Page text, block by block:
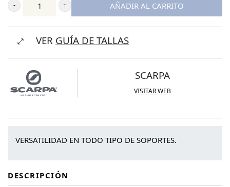
Scarpa
Instinct
cantidad
AÑADIR AL CARRITO
VER GUÍA DE TALLAS
SCARPA
VISITAR WEB
VERSATILIDAD EN TODO TIPO DE SOPORTES.
DESCRIPCIÓN